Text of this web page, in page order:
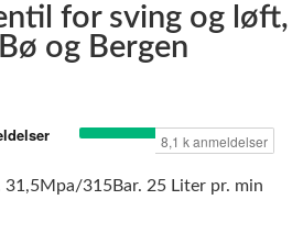
for sving og løft,
og Bergen
31,5Mpa/315Bar. 25 Liter pr. min